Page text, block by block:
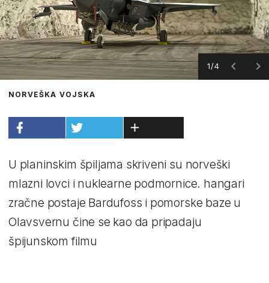
1/4
NORVEŠKA VOJSKA
U planinskim špiljama skriveni su norveški
mlazni lovci i nuklearne podmornice. hangari
zračne postaje Bardufoss i pomorske baze u
Olavsvernu čine se kao da pripadaju
špijunskom filmu